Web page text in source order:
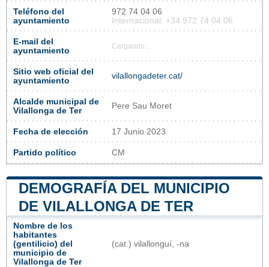
Teléfono del
ayuntamiento
972 74 04 06
Internacional: +34 972 74 04 06
E-mail del
ayuntamiento
Cargando...
Sitio web oficial del
ayuntamiento
vilallongadeter.cat/
Alcalde municipal de
Vilallonga de Ter
Pere Sau Moret
Fecha de elección 17 Junio 2023
Partido político CM
DEMOGRAFÍA DEL MUNICIPIO
DE VILALLONGA DE TER
Nombre de los
habitantes
(gentilicio) del
municipio de
Vilallonga de Ter
(cat.) vilallonguí, -na